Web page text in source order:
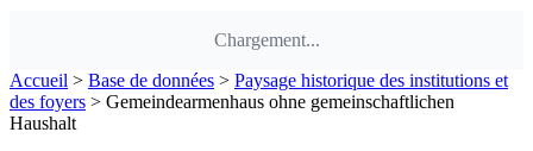
Chargement...
Accueil > Base de données > Paysage historique des institutions et
des foyers > Gemeindearmenhaus ohne gemeinschaftlichen
Haushalt